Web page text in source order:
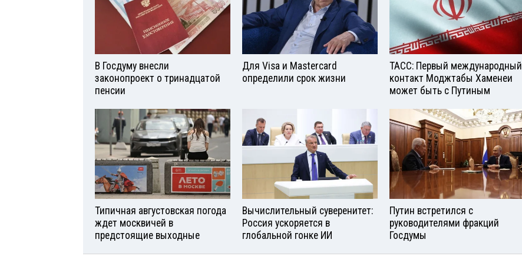
В Госдуму внесли
законопроект о тринадцатой
пенсии
Для Visа и Mastercard
определили срок жизни
ТАСС: Первый международный
контакт Моджтабы Хаменеи
может быть с Путиным
Типичная августовская погода
ждет москвичей в
предстоящие выходные
Вычислительный суверенитет:
Россия ускоряется в
глобальной гонке ИИ
Путин встретился с
руководителями фракций
Госдумы